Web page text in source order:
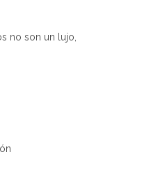
no son un lujo,